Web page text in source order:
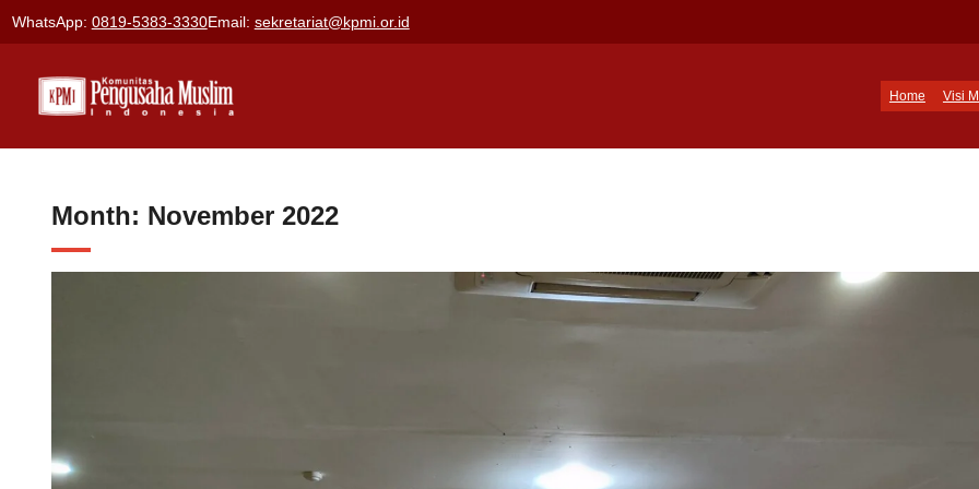
Skip
to
content
WhatsApp: 0819-5383-3330Email: sekretariat@kpmi.or.id
Home Visi
Month: November 2022